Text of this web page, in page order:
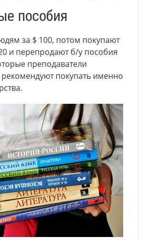
пособия
за $ 100, потом покупают
и перепродают б/у пособия
преподаватели
рекомендуют покупать именно